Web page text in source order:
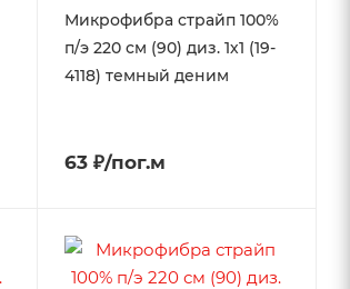
Микрофибра страйп 100%
п/э 220 см (90) диз. 1х1 (19-
4118) темный деним
63 ₽/пог.м